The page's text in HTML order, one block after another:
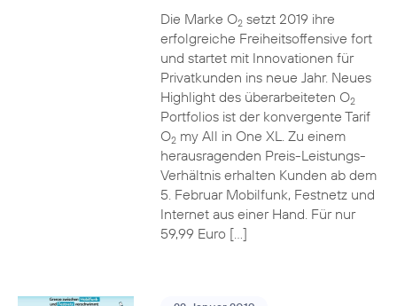
Die Marke O2setzt 2019 ihre
erfolgreiche Freiheitsoffensive fort
und startet mit Innovationen für
Privatkunden ins neue Jahr. Neues
Highlight des überarbeiteten O2
Portfolios ist der konvergente Tarif
O2my All in One XL. Zu einem
herausragenden Preis-Leistungs-
Verhältnis erhalten Kunden ab dem
5. Februar Mobilfunk, Festnetz und
Internet aus einer Hand. Für nur
59,99 Euro […]